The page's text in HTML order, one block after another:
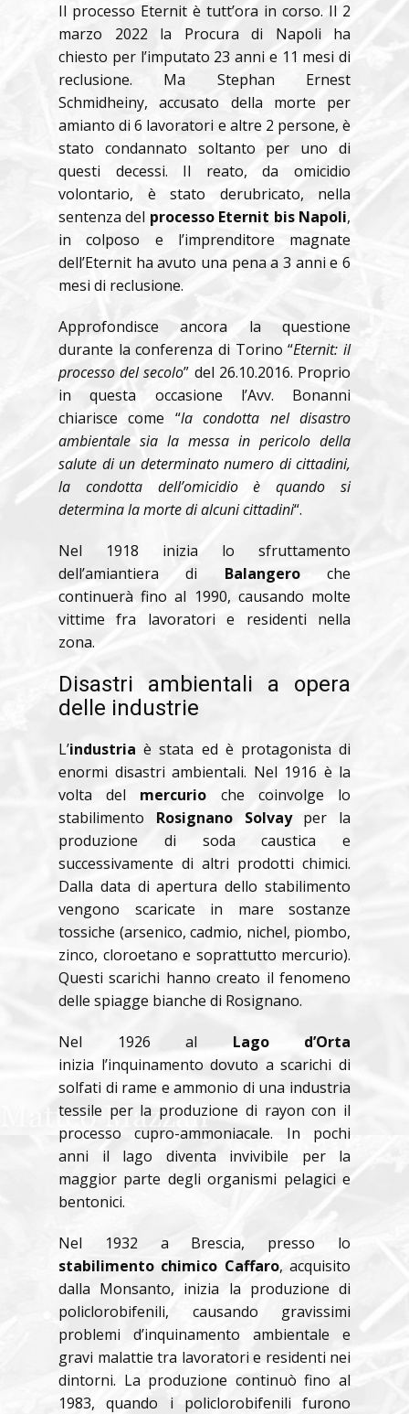
Il processo Eternit è tutt’ora in corso. Il 2
marzo 2022 la Procura di Napoli ha
chiesto per l’imputato 23 anni e 11 mesi di
reclusione. Ma Stephan Ernest
Schmidheiny, accusato della morte per
amianto di 6 lavoratori e altre 2 persone, è
stato condannato soltanto per uno di
questi decessi. Il reato, da omicidio
volontario, è stato derubricato, nella
sentenza del processo Eternit bis Napoli,
in colposo e l’imprenditore magnate
dell’Eternit ha avuto una pena a 3 anni e 6
mesi di reclusione.
Approfondisce ancora la questione
durante la conferenza di Torino “Eternit: il
processo del secolo” del 26.10.2016. Proprio
in questa occasione l’Avv. Bonanni
chiarisce come “la condotta nel disastro
ambientale sia la messa in pericolo della
salute di un determinato numero di cittadini,
la condotta dell’omicidio è quando si
determina la morte di alcuni cittadini“.
Nel 1918 inizia lo sfruttamento
dell’amiantiera di Balangeroche
continuerà fino al 1990, causando molte
vittime fra lavoratori e residenti nella
zona.
Disastri ambientali a opera
delle industrie
L’industria è stata ed è protagonista di
enormi disastri ambientali. Nel 1916 è la
volta del mercurio che coinvolge lo
stabilimento Rosignano Solvayper la
produzione di soda caustica e
successivamente di altri prodotti chimici.
Dalla data di apertura dello stabilimento
vengono scaricate in mare sostanze
tossiche (arsenico, cadmio, nichel, piombo,
zinco, cloroetano e soprattutto mercurio).
Questi scarichi hanno creato il fenomeno
delle spiagge bianche di Rosignano.
Nel 1926 al Lago d’Orta
inizia l’inquinamento dovuto a scarichi di
solfati di rame e ammonio di una industria
tessile per la produzione di rayon con il
processo cupro-ammoniacale. In pochi
anni il lago diventa invivibile per la
maggior parte degli organismi pelagici e
bentonici.
Nel 1932 a Brescia, presso lo
stabilimento chimico Caffaro, acquisito
dalla Monsanto, inizia la produzione di
policlorobifenili, causando gravissimi
problemi d’inquinamento ambientale e
gravi malattie tra lavoratori e residenti nei
dintorni. La produzione continuò fino al
1983, quando i policlorobifenili furono